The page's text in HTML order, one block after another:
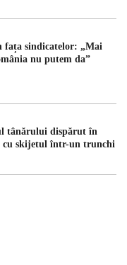
fața sindicatelor: „Mai
nu putem da”
tânărului dispărut în
cu skijetul într-un trunchi